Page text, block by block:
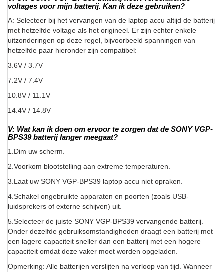
voltages voor mijn batterij. Kan ik deze gebruiken?
A: Selecteer bij het vervangen van de laptop accu altijd de batterij
met hetzelfde voltage als het origineel. Er zijn echter enkele
uitzonderingen op deze regel, bijvoorbeeld spanningen van
hetzelfde paar hieronder zijn compatibel:
3.6V / 3.7V
7.2V / 7.4V
10.8V / 11.1V
14.4V / 14.8V
V: Wat kan ik doen om ervoor te zorgen dat de SONY VGP-
BPS39 batterij langer meegaat?
1.Dim uw scherm.
2.Voorkom blootstelling aan extreme temperaturen.
3.Laat uw SONY VGP-BPS39 laptop accu niet opraken.
4.Schakel ongebruikte apparaten en poorten (zoals USB-
luidsprekers of externe schijven) uit.
5.Selecteer de juiste SONY VGP-BPS39 vervangende batterij.
Onder dezelfde gebruiksomstandigheden draagt een batterij met
een lagere capaciteit sneller dan een batterij met een hogere
capaciteit omdat deze vaker moet worden opgeladen.
Opmerking: Alle batterijen verslijten na verloop van tijd. Wanneer